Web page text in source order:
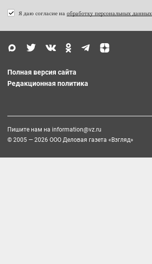
Я даю согласие на обработку персональных данных
Полная версия сайта
Редакционная политика
Пишите нам на information@vz.ru
© 2005 — 2026 ООО Деловая газета «Взгляд»